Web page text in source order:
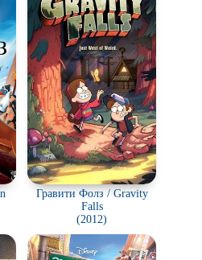
Гравити Фолз / Gravity
Falls
(2012)